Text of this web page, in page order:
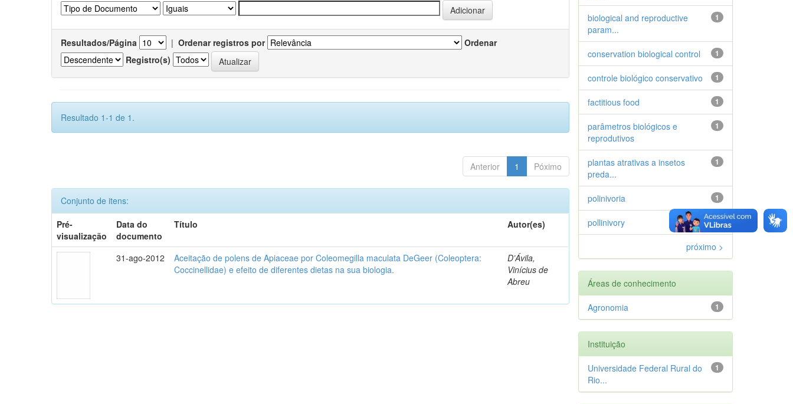
Resultados/Página | Ordenar registros por
Ordenar
Registro(s)
Resultado 1-1 de 1.
Anterior 1 Póximo
Conjunto de itens:
Pré-
visualização
Data do
documento
Título Autor(es)
31-ago-2012
Aceitação de polens de Apiaceae por Coleomegilla maculata DeGeer (Coleoptera:
Coccinellidae) e efeito de diferentes dietas na sua biologia.
D’Ávila,
Vinícius de
Abreu
1
biological and reproductive
param...
1
conservation biological control
1
controle biológico conservativo
1
factitious food
1
parâmetros biológicos e
reprodutivos
1
plantas atrativas a insetos
preda...
1
polinivoria
1
pollinivory
próximo >
Áreas de conhecimento
1
Agronomia
Instituição
1
Universidade Federal Rural do
Rio...